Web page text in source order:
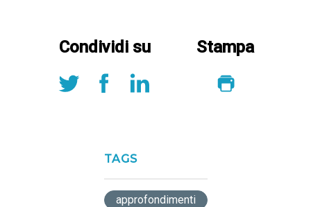
Condividi su Stampa
TAGS
approfondimenti